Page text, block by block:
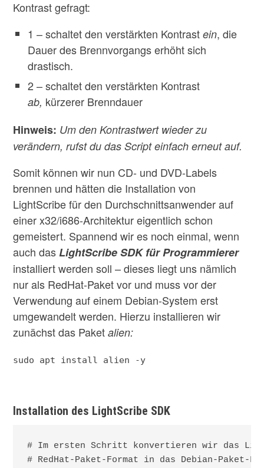
Kontrast gefragt:
1 – schaltet den verstärkten Kontrastein, die
Dauer des Brennvorgangs erhöht sich
drastisch.
2 – schaltet den verstärkten Kontrast
ab, kürzerer Brenndauer
Hinweis: Um den Kontrastwert wieder zu
verändern, rufst du das Script einfach erneut auf.
Somit können wir nun CD- und DVD-Labels
brennen und hätten die Installation von
LightScribe für den Durchschnittsanwender auf
einer x32/i686-Architektur eigentlich schon
gemeistert. Spannend wir es noch einmal, wenn
auch dasLightScribe SDK für Programmierer
installiert werden soll – dieses liegt uns nämlich
nur als RedHat-Paket vor und muss vor der
Verwendung auf einem Debian-System erst
umgewandelt werden. Hierzu installieren wir
zunächst das Paketalien:
sudo apt install alien -y
Installation des LightScribe SDK
# Im ersten Schritt konvertieren wir das
# RedHat-Paket-Format in das Debian-Paket-